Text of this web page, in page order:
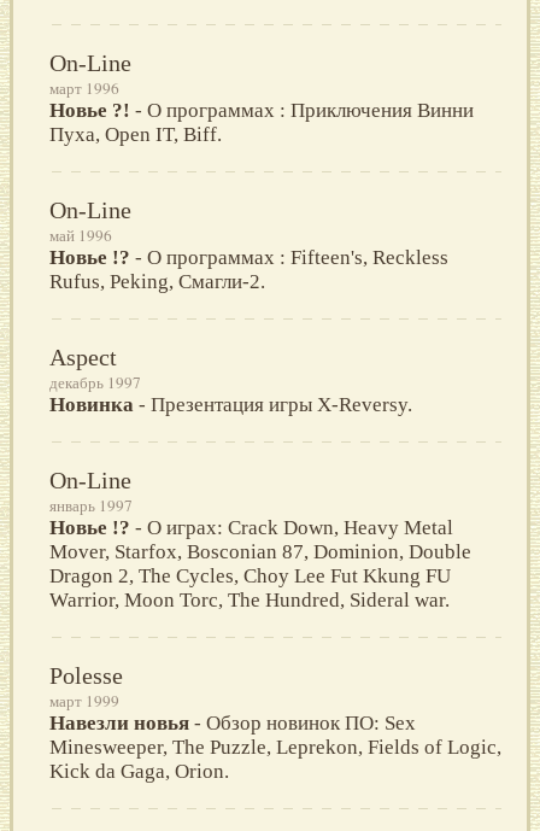
On-Line
март 1996
Новье ?! - О программах : Приключения Винни
Пуха, Open IT, Biff.
On-Line
май 1996
Новье !? - О программах : Fifteen's, Reckless
Rufus, Peking, Смагли-2.
Aspect
декабрь 1997
Новинка - Презентация игры X-Reversy.
On-Line
январь 1997
Новье !? - О играх: Crack Down, Heavy Metal
Mover, Starfox, Bosconian 87, Dominion, Double
Dragon 2, The Cycles, Choy Lee Fut Kkung FU
Warrior, Moon Torc, The Hundred, Sideral war.
Polesse
март 1999
Навезли новья - Обзор новинок ПО: Sex
Minesweeper, The Puzzle, Leprekon, Fields of Logic,
Kick da Gaga, Orion.